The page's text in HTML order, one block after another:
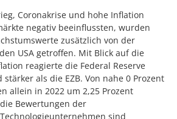
Coronakrise und hohe Inflation
negativ beeinflussten, wurden
zusätzlich von der
USA getroffen. Mit Blick auf die
reagierte die Federal Reserve
als die EZB. Von nahe 0 Prozent
allein in 2022 um 2,25 Prozent
Bewertungen der
sind